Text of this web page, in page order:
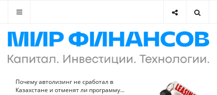
Почему автолизинг не сработал в
Казахстане и отменят ли программу...